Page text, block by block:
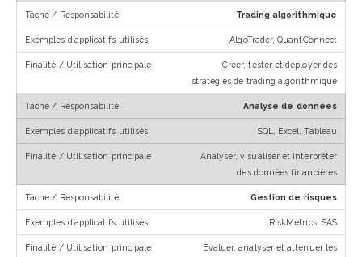
Trading algorithmique
AlgoTrader, QuantConnect
Créer, tester et déployer des
stratégies de trading algorithmique
Analyse de données
SQL, Excel, Tableau
Analyser, visualiser et interpréter
des données financières
Gestion de risques
RiskMetrics, SAS
Évaluer, analyser et atténuer les